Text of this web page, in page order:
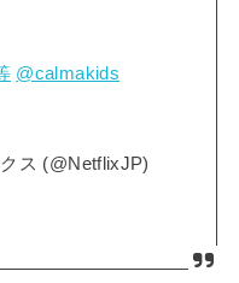
@calmakids
ス (@NetflixJP)